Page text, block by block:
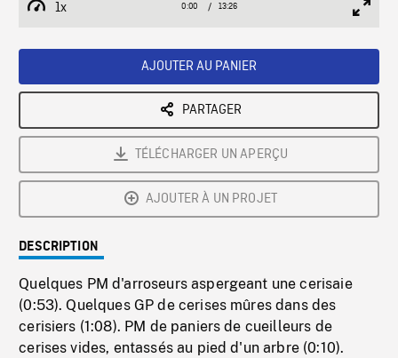
beginning
1x
Playback
Current
0:00 / Duration
13:26
AJOUTER AU PANIER
PARTAGER
TÉLÉCHARGER UN APERÇU
AJOUTER À UN PROJET
DESCRIPTION
Quelques PM d'arroseurs aspergeant une cerisaie
(0:53). Quelques GP de cerises mûres dans des
cerisiers (1:08). PM de paniers de cueilleurs de
cerises vides, entassés au pied d'un arbre (0:10).